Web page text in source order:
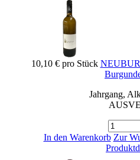
10,10 € pro Stück
Jahrgang,
In den Warenkorb Zur